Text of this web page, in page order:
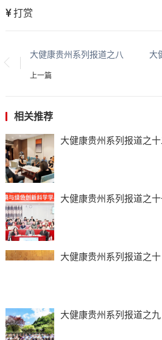
打赏
大健康贵州系列报道之八
上一篇
大
相关推荐
大健康贵州系列报道之十
大健康贵州系列报道之
大健康贵州系列报道之十
大健康贵州系列报道之九